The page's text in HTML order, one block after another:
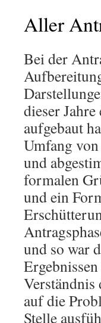
Aller
Bei der
dieser
aufgebaut
Umfang
und
formalen
und ein
und so war
Verständnis
auf die
Stelle